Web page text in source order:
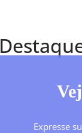
Expresse